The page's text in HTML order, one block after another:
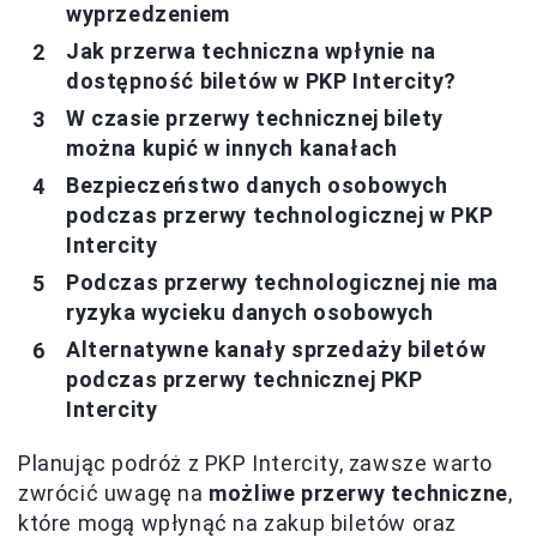
wyprzedzeniem
Jak przerwa techniczna wpłynie na
dostępność biletów w PKP Intercity?
W czasie przerwy technicznej bilety
można kupić w innych kanałach
Bezpieczeństwo danych osobowych
podczas przerwy technologicznej w PKP
Intercity
Podczas przerwy technologicznej nie ma
ryzyka wycieku danych osobowych
Alternatywne kanały sprzedaży biletów
podczas przerwy technicznej PKP
Intercity
Planując podróż z PKP Intercity, zawsze warto
zwrócić uwagę na możliwe przerwy techniczne,
które mogą wpłynąć na zakup biletów oraz